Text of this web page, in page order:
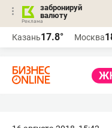
забронируй
валюту
Казань17.8° Москва